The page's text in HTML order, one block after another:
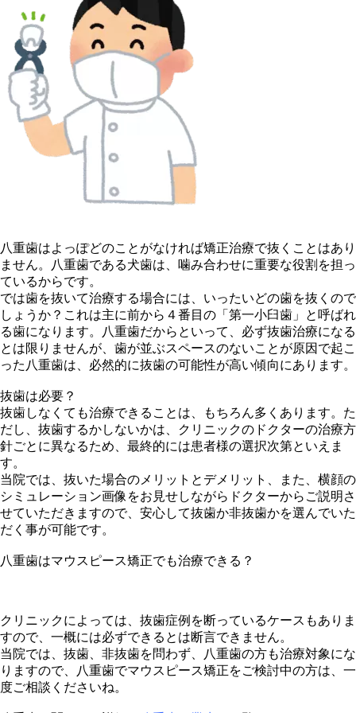
八重歯はよっぽどのことがなければ矯正治療で抜くことはあり
ません。八重歯である犬歯は、噛み合わせに重要な役割を担っ
ているからです。
では歯を抜いて治療する場合には、いったいどの歯を抜くので
しょうか？これは主に前から４番目の「第一小臼歯」と呼ばれ
る歯になります。八重歯だからといって、必ず抜歯治療になる
とは限りませんが、歯が並ぶスペースのないことが原因で起こ
った八重歯は、必然的に抜歯の可能性が高い傾向にあります。
抜歯は必要？
抜歯しなくても治療できることは、もちろん多くあります。た
だし、抜歯するかしないかは、クリニックのドクターの治療方
針ごとに異なるため、最終的には患者様の選択次第といえま
す。
当院では、抜いた場合のメリットとデメリット、また、横顔の
シミュレーション画像をお見せしながらドクターからご説明さ
せていただきますので、安心して抜歯か非抜歯かを選んでいた
だく事が可能です。
八重歯はマウスピース矯正でも治療できる？
クリニックによっては、抜歯症例を断っているケースもありま
すので、一概には必ずできるとは断言できません。
当院では、抜歯、非抜歯を問わず、八重歯の方も治療対象にな
りますので、八重歯でマウスピース矯正をご検討中の方は、一
度ご相談くださいね。